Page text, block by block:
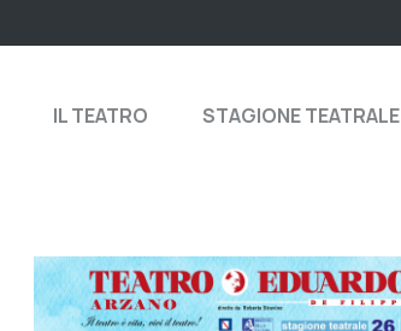
IL TEATRO STAGIONE TEATRALE